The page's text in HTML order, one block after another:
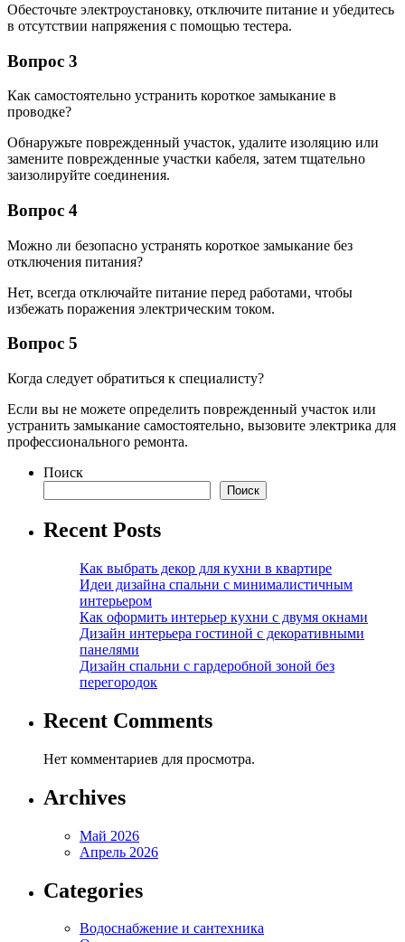
Обесточьте электроустановку, отключите питание и убедитесь
в отсутствии напряжения с помощью тестера.
Вопрос 3
Как самостоятельно устранить короткое замыкание в
проводке?
Обнаружьте поврежденный участок, удалите изоляцию или
замените поврежденные участки кабеля, затем тщательно
заизолируйте соединения.
Вопрос 4
Можно ли безопасно устранять короткое замыкание без
отключения питания?
Нет, всегда отключайте питание перед работами, чтобы
избежать поражения электрическим током.
Вопрос 5
Когда следует обратиться к специалисту?
Если вы не можете определить поврежденный участок или
устранить замыкание самостоятельно, вызовите электрика для
профессионального ремонта.
Поиск
Поиск
Recent Posts
Как выбрать декор для кухни в квартире
Идеи дизайна спальни с минималистичным
интерьером
Как оформить интерьер кухни с двумя окнами
Дизайн интерьера гостиной с декоративными
панелями
Дизайн спальни с гардеробной зоной без
перегородок
Recent Comments
Нет комментариев для просмотра.
Archives
Май 2026
Апрель 2026
Categories
Водоснабжение и сантехника